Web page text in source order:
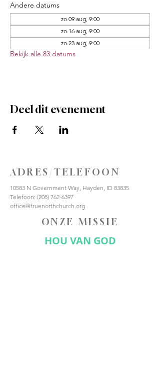
Andere datums
zo 09 aug, 9:00
zo 16 aug, 9:00
zo 23 aug, 9:00
Bekijk alle 83 datums
Deel dit evenement
ADRES/TELEFOON
10583 N Government Way, Hayden, ID 83835
Telefoon: (208) 762-6397
office@truenorthchurch.org
ONZE MISSIE
HOU VAN GOD